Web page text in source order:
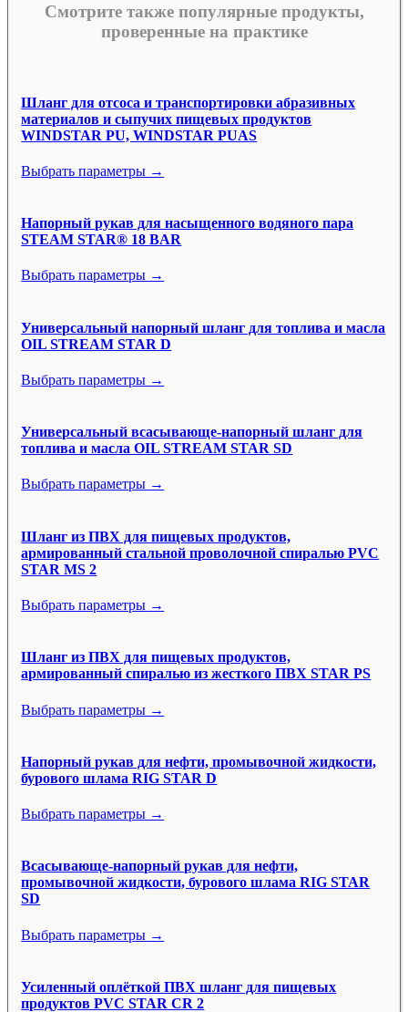
Смотрите также популярные продукты,
проверенные на практике
Шланг для отсоса и транспортировки абразивных
материалов и сыпучих пищевых продуктов
WINDSTAR PU, WINDSTAR PUAS
Выбрать параметры →
Напорный рукав для насыщенного водяного пара
STEAM STAR® 18 BAR
Выбрать параметры →
Универсальный напорный шланг для топлива и масла
OIL STREAM STAR D
Выбрать параметры →
Универсальный всасывающе-напорный шланг для
топлива и масла OIL STREAM STAR SD
Выбрать параметры →
Шланг из ПВХ для пищевых продуктов,
армированный стальной проволочной спиралью PVC
STAR MS 2
Выбрать параметры →
Шланг из ПВХ для пищевых продуктов,
армированный спиралью из жесткого ПВХ STAR PS
Выбрать параметры →
Напорный рукав для нефти, промывочной жидкости,
бурового шлама RIG STAR D
Выбрать параметры →
Всасывающе-напорный рукав для нефти,
промывочной жидкости, бурового шлама RIG STAR
SD
Выбрать параметры →
Усиленный оплёткой ПВХ шланг для пищевых
продуктов PVC STAR CR 2